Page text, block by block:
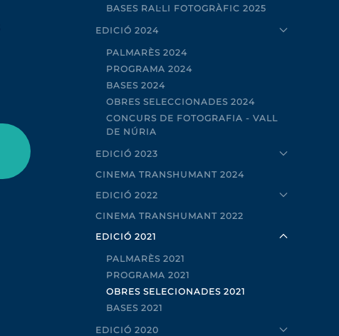
BASES RAL·LI FOTOGRÀFIC 2025
EDICIÓ 2024
PALMARÈS 2024
PROGRAMA 2024
BASES 2024
OBRES SELECCIONADES 2024
CONCURS DE FOTOGRAFIA - VALL
DE NÚRIA
EDICIÓ 2023
CINEMA TRANSHUMANT 2024
EDICIÓ 2022
CINEMA TRANSHUMANT 2022
EDICIÓ 2021
PALMARÈS 2021
PROGRAMA 2021
OBRES SELECIONADES 2021
BASES 2021
EDICIÓ 2020